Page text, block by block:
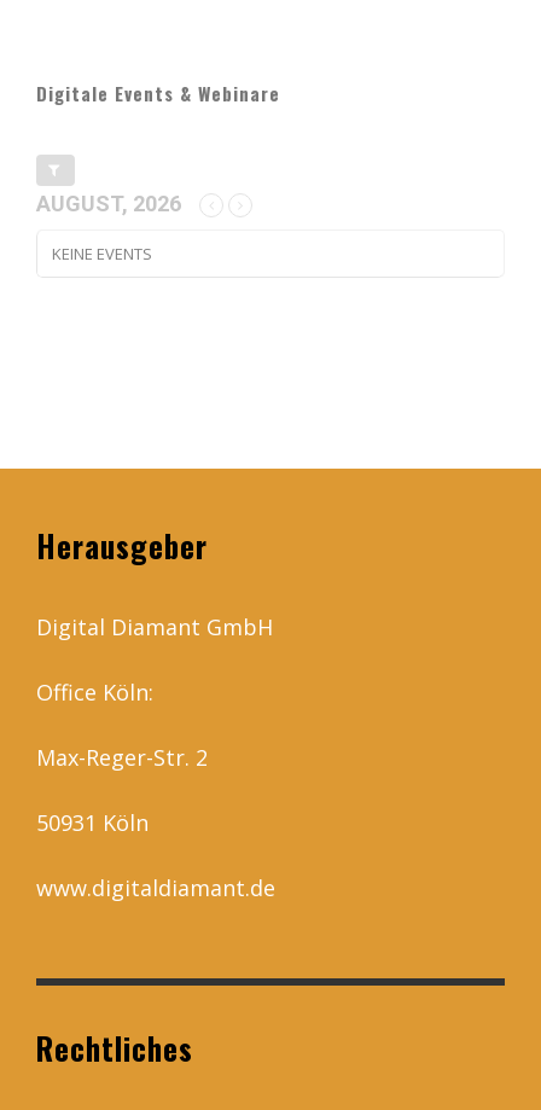
Digitale Events & Webinare
AUGUST, 2026
KEINE EVENTS
Herausgeber
Digital Diamant GmbH
Office Köln:
Max-Reger-Str. 2
50931 Köln
www.digitaldiamant.de
Rechtliches